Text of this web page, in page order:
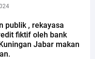
publik , rekayasa
fiktif oleh bank
Jabar makan